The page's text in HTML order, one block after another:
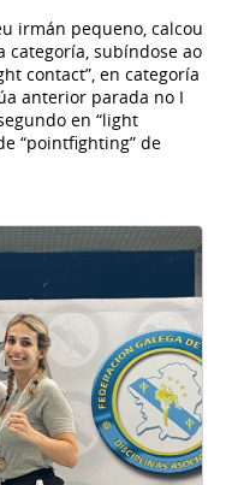
irmán pequeno, calcou
categoría, subíndose ao
contact”, en categoría
anterior parada no I
en “light
“pointfighting” de